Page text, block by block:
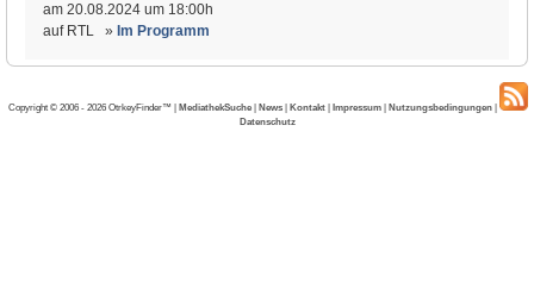
am 20.08.2024 um 18:00h
auf RTL » Im Programm
Copyright © 2006 - 2026 OtrkeyFinder™ | MediathekSuche | News | Kontakt | Impressum | Nutzungsbedingungen |
Datenschutz